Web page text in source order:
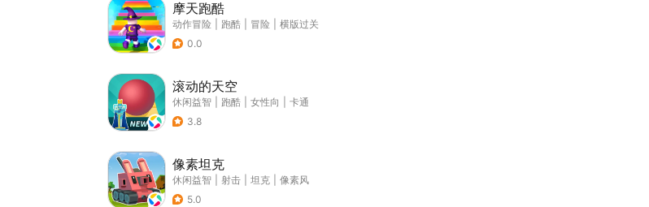
摩天跑酷
动作冒险 跑酷 冒险
横版过关
0.0
滚动的天空
休闲益智 跑酷 女性向
卡通
3.8
像素坦克
休闲益智 射击 坦克
像素风
5.0